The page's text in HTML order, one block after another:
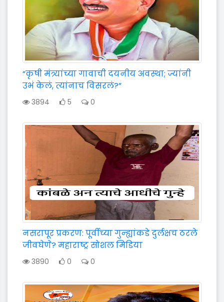
“कृषी मंत्र्यांच्या गावाची दयनीय अवस्था; ज्यांनी
उभं केलं, त्यांनाच विसरलं?”
3894 5 0
नसरापूर प्रकरण: पूर्वीच्या गुन्ह्यांकडे दुर्लक्षच ठरले
जीवघेणे? महाराष्ट्र सोशल मिडिया
3890 0 0